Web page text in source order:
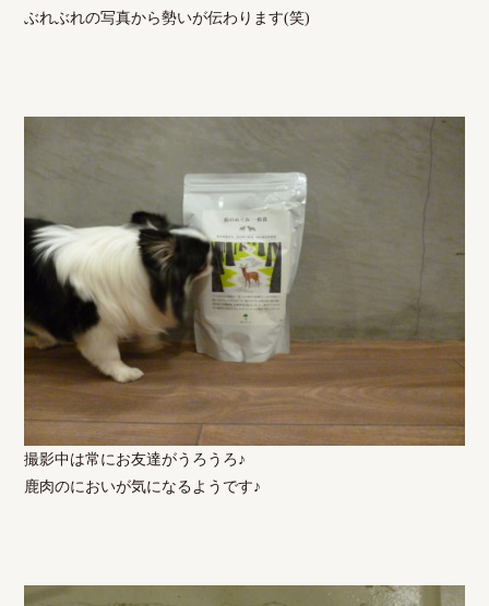
ぶれぶれの写真から勢いが伝わります(笑)
撮影中は常にお友達がうろうろ♪
鹿肉のにおいが気になるようです♪